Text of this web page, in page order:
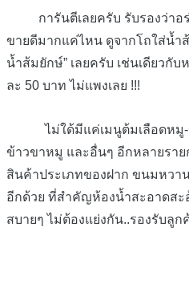
การันตีเลยครับ รับรองว่าอร่
ขายดีมากแค่ไหน ดูจากโถใส่น้ำส้
น้ำส้มยักษ์” เลยครับ เช่นเดียวกั
ละ 50 บาท ไม่แพงเลย !!!
ไม่ใด้มีแค่เมนูต้มเลือดหมู-
ข้าวขาหมู และอื่นๆ อีกหลายราย
สินค้าประเภทของฝาก ขนมหว
อีกด้วย ที่สำคัญห้องน้ำสะอาดสะ
สบายๆ ไม่ต้องแย่งกัน..รองรับลูก